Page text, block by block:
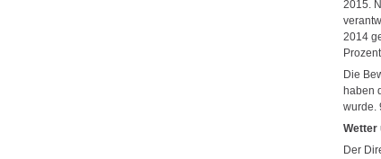
2015.
2014
Die
haben
wurde.
Wetter
Der